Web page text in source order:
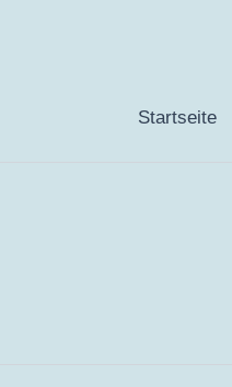
Startseite